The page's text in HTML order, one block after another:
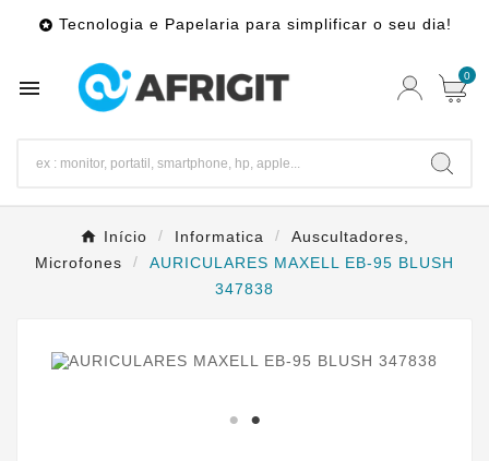
 Tecnologia e Papelaria para simplificar o seu dia!
 0
Início Informatica
Auscultadores,
Microfones
AURICULARES MAXELL EB-95 BLUSH
347838